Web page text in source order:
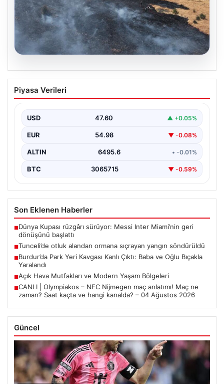
05.08.2026
Tunceli’de otluk alandan ormana
sıçrayan yangın söndürüldü
Piyasa Verileri
USD 47.60 ▲ +0.05%
EUR 54.98 ▼ -0.08%
ALTIN 6495.6 • -0.01%
BTC 3065715 ▼ -0.59%
Son Eklenen Haberler
■Dünya Kupası rüzgârı sürüyor: Messi Inter Miami’nin geri
dönüşünü başlattı
■Tunceli’de otluk alandan ormana sıçrayan yangın söndürüldü
■Burdur’da Park Yeri Kavgası Kanlı Çıktı: Baba ve Oğlu Bıçakla
Yaralandı
■Açık Hava Mutfakları ve Modern Yaşam Bölgeleri
■CANLI | Olympiakos – NEC Nijmegen maç anlatımı! Maç ne
zaman? Saat kaçta ve hangi kanalda? – 04 Ağustos 2026
Güncel